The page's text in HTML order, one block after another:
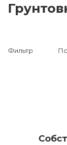
Фильтр